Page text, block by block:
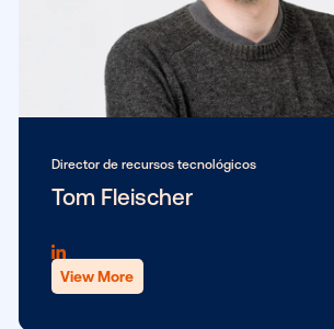
Directora de finanzas
Janet Urciuoli
View More